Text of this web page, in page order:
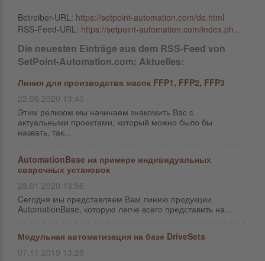
Betreiber-URL: https://setpoint-automation.com/de.html
RSS-Feed-URL: https://setpoint-automation.com/index.ph..
Die neuesten Einträge aus dem RSS-Feed von
SetPoint-Automation.com: Aktuelles:
Линия для производства масок FFP1, FFP2, FFP3
22.06.2020 13:40
Этим релизом мы начинаем знакомить Вас с
актуальными проектами, который можно было бы
назвать, так...
AutomationBase на примере индивидуальных
сварочных установок
28.01.2020 13:56
Cегодня мы представляем Вам линию продукции
AutomationBase, которую легче всего представить на...
Модульная автоматизация на базе DriveSets
07.11.2019 13:28